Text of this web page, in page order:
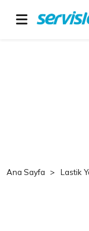
Ana Sayfa Lastik